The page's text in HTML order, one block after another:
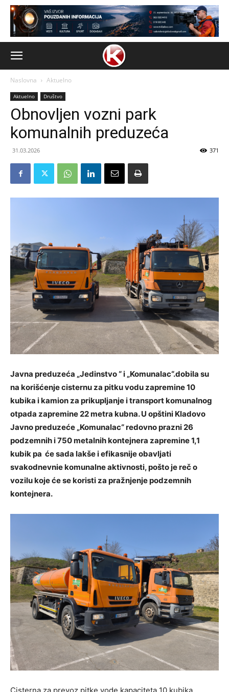
Naslovna Aktuelno
Aktuelno Društvo
Obnovljen vozni park
komunalnih preduzeća
31.03.2026 371
Javna preduzeća „Jedinstvo “ i „Komunalac“.dobila su
na korišćenje cisternu za pitku vodu zapremine 10
kubika i kamion za prikupljanje i transport komunalnog
otpada zapremine 22 metra kubna. U opštini Kladovo
Javno preduzeće „Komunalac“ redovno prazni 26
podzemnih i 750 metalnih kontejnera zapremine 1,1
kubik pa će sada lakše i efikasnije obavljati
svakodnevnie komunalne aktivnosti, pošto je reč o
vozilu koje će se koristi za pražnjenje podzemnih
kontejnera.